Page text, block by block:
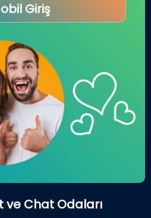
Giriş
ve Chat Odaları